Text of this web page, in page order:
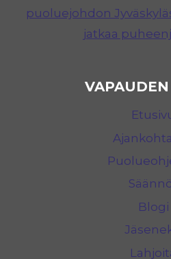
puoluejohdon
jatkaa
Blogi